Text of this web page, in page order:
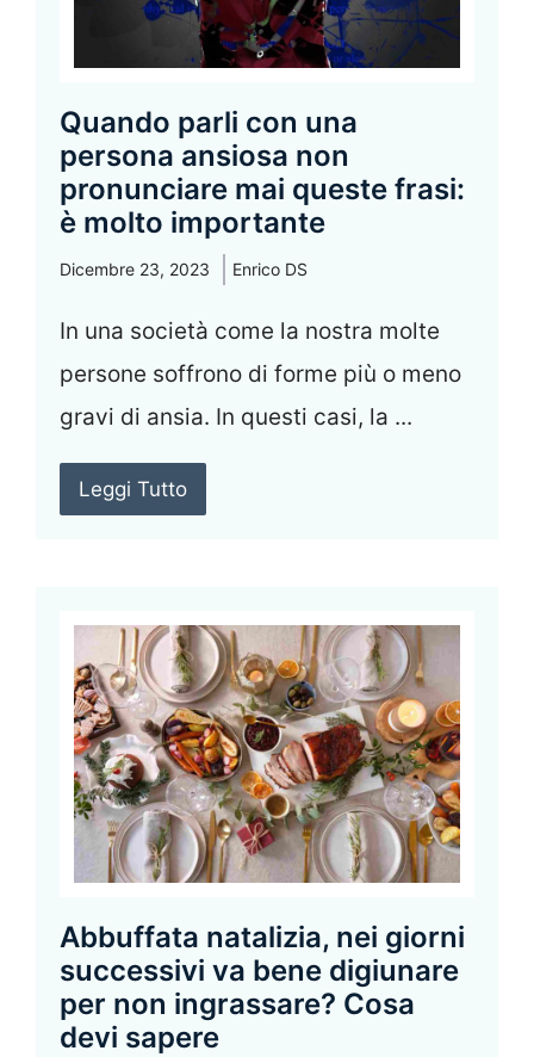
Quando parli con una
persona ansiosa non
pronunciare mai queste frasi:
è molto importante
Dicembre 23, 2023 Enrico DS
In una società come la nostra molte
persone soffrono di forme più o meno
gravi di ansia. In questi casi, la ...
Leggi Tutto
Abbuffata natalizia, nei giorni
successivi va bene digiunare
per non ingrassare? Cosa
devi sapere